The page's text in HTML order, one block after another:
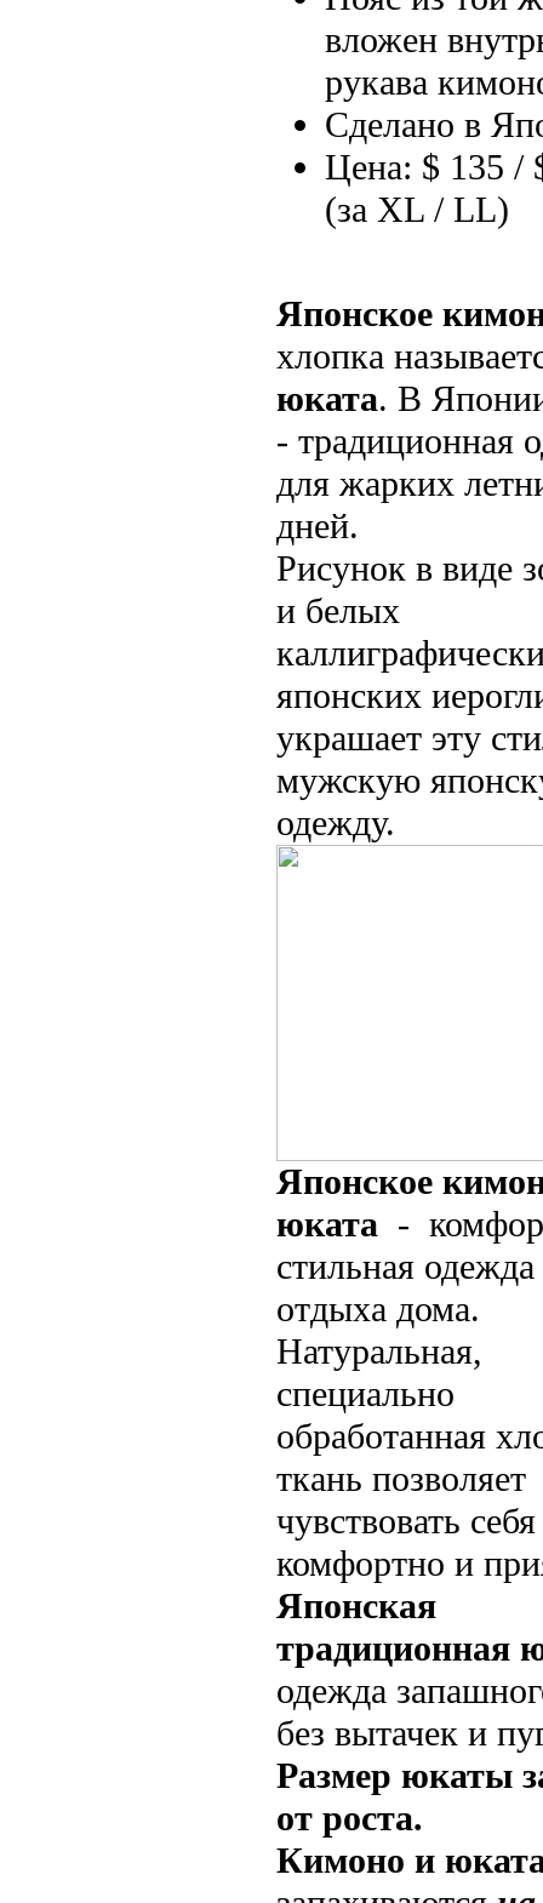
вложен
рукава
Сделано в
Цена: $ 135 /
(за XL / LL)
Японское
хлопка
юката. В
- традиционная
для жарких
дней.
Рисунок в виде
и белых
японских
украшает эту
мужскую
одежду.
Японское
юката -
стильная
отдыха дома.
Натуральная,
специально
обработанная
ткань позволяет
чувствовать
комфортно и
Японская
традиционная
одежда
без вытачек и
Размер юкаты
от роста.
Кимоно и